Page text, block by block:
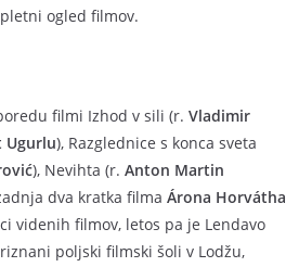
ogled filmov.
filmi Izhod v sili (r. Vladimir
Ugurlu), Razglednice s konca sveta
), Nevihta (r. Anton Martin
dva kratka filma Árona Horvátha
videnih filmov, letos pa je Lendavo
poljski filmski šoli v Lodžu,